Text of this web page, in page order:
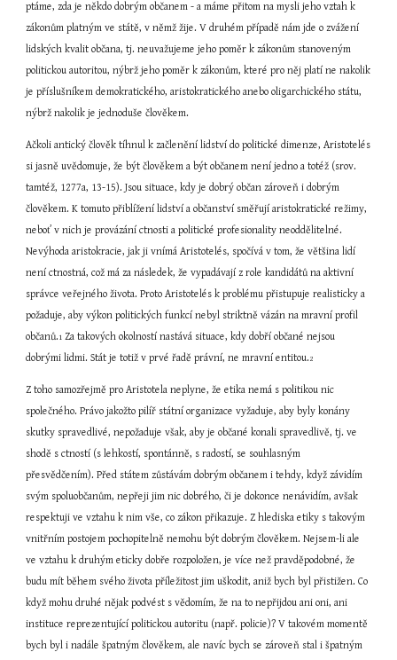
ptáme, zda je někdo dobrým občanem - a máme přitom na mysli jeho vztah k
zákonům platným ve státě, v němž žije. V druhém případě nám jde o zvážení
lidských kvalit občana, tj. neuvažujeme jeho poměr k zákonům stanoveným
politickou autoritou, nýbrž jeho poměr k zákonům, které pro něj platí ne nakolik
je příslušníkem demokratického, aristokratického anebo oligarchického státu,
nýbrž nakolik je jednoduše člověkem.
Ačkoli antický člověk tíhnul k začlenění lidství do politické dimenze, Aristotelés
si jasně uvědomuje, že být člověkem a být občanem není jedno a totéž (srov.
tamtéž, 1277a, 13-15). Jsou situace, kdy je dobrý občan zároveň i dobrým
člověkem. K tomuto přiblížení lidství a občanství směřují aristokratické režimy,
neboť v nich je provázání ctnosti a politické profesionality neoddělitelné.
Nevýhoda aristokracie, jak ji vnímá Aristotelés, spočívá v tom, že většina lidí
není ctnostná, což má za následek, že vypadávají z role kandidátů na aktivní
správce veřejného života. Proto Aristotelés k problému přistupuje realisticky a
požaduje, aby výkon politických funkcí nebyl striktně vázán na mravní profil
občanů.1 Za takových okolností nastává situace, kdy dobří občané nejsou
dobrými lidmi. Stát je totiž v prvé řadě právní, ne mravní entitou.2
Z toho samozřejmě pro Aristotela neplyne, že etika nemá s politikou nic
společného. Právo jakožto pilíř státní organizace vyžaduje, aby byly konány
skutky spravedlivé, nepožaduje však, aby je občané konali spravedlivě, tj. ve
shodě s ctností (s lehkostí, spontánně, s radostí, se souhlasným
přesvědčením). Před státem zůstávám dobrým občanem i tehdy, když závidím
svým spoluobčanům, nepřeji jim nic dobrého, či je dokonce nenávidím, avšak
respektuji ve vztahu k nim vše, co zákon přikazuje. Z hlediska etiky s takovým
vnitřním postojem pochopitelně nemohu být dobrým člověkem. Nejsem-li ale
ve vztahu k druhým eticky dobře rozpoložen, je více než pravděpodobné, že
budu mít během svého života příležitost jim uškodit, aniž bych byl přistižen. Co
když mohu druhé nějak podvést s vědomím, že na to nepřijdou ani oni, ani
instituce reprezentující politickou autoritu (např. policie)? V takovém momentě
bych byl i nadále špatným člověkem, ale navíc bych se zároveň stal i špatným